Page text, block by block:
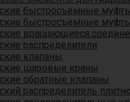
быстросъемные
быстросъемные
вращающиеся
распределители
клапаны
шаровые краны
обратные клапаны
распределитель